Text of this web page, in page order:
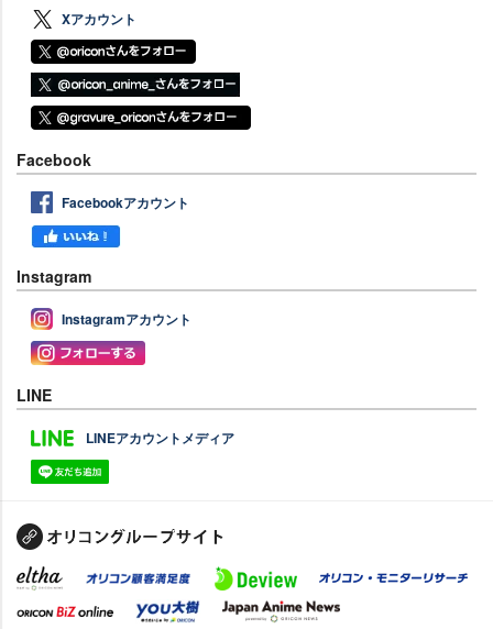
Xアカウント
Facebook
Facebookアカウント
Instagram
Instagramアカウント
LINE
LINEアカウントメディア